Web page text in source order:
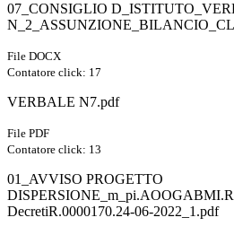
07_CONSIGLIO
File DOCX
Contatore click: 17
VERBALE N7.pdf
File PDF
Contatore click: 13
01_AVVISO PROGETTO
DecretiR.0000170.24-06-2022_1.pdf